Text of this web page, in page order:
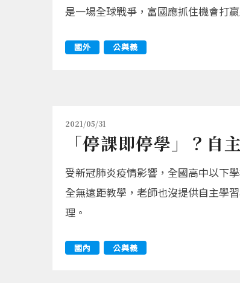
是一場全球戰爭，富國應抓住機會打
國外 公與義
2021/05/31
「停課即停學」？自
受新冠肺炎疫情影響，全國高中以下
全無遠距教學，老師也沒提供自主學
理。
國內 公與義